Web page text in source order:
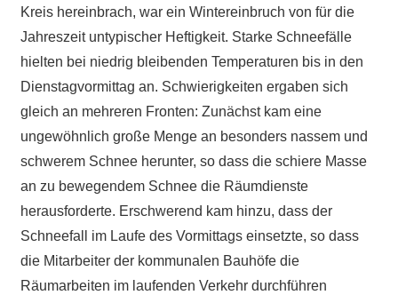
Kreis hereinbrach, war ein Wintereinbruch von für die
Jahreszeit untypischer Heftigkeit. Starke Schneefälle
hielten bei niedrig bleibenden Temperaturen bis in den
Dienstagvormittag an. Schwierigkeiten ergaben sich
gleich an mehreren Fronten: Zunächst kam eine
ungewöhnlich große Menge an besonders nassem und
schwerem Schnee herunter, so dass die schiere Masse
an zu bewegendem Schnee die Räumdienste
herausforderte. Erschwerend kam hinzu, dass der
Schneefall im Laufe des Vormittags einsetzte, so dass
die Mitarbeiter der kommunalen Bauhöfe die
Räumarbeiten im laufenden Verkehr durchführen